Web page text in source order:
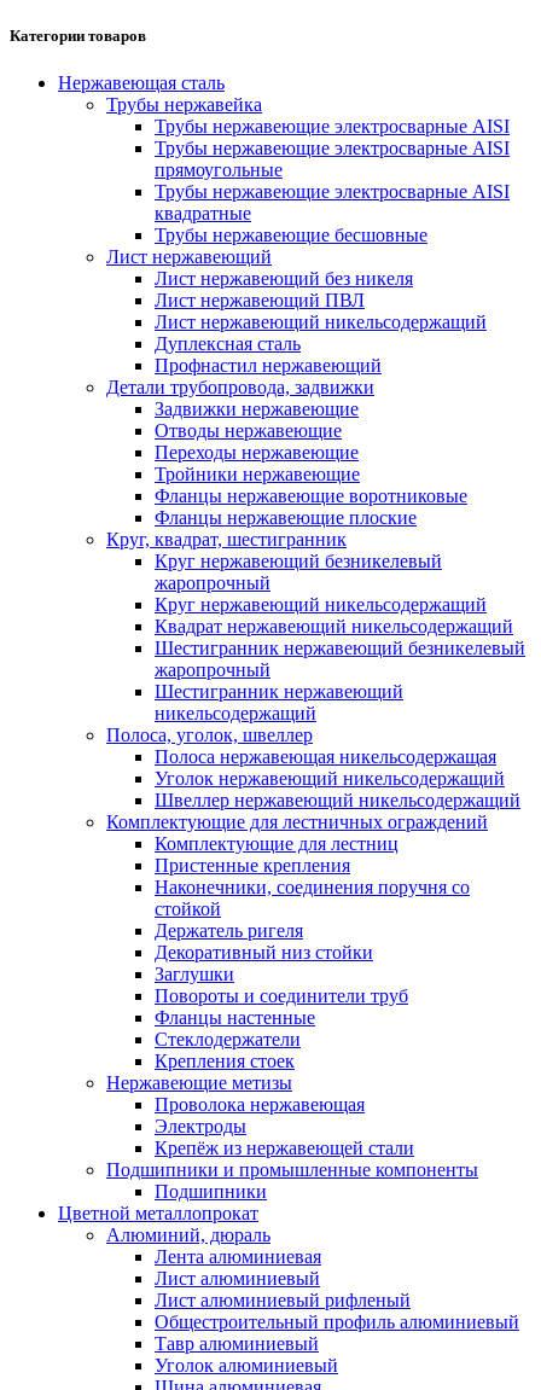
Категории товаров
Нержавеющая сталь
Трубы нержавейка
Трубы нержавеющие электросварные AISI
Трубы нержавеющие электросварные AISI
прямоугольные
Трубы нержавеющие электросварные AISI
квадратные
Трубы нержавеющие бесшовные
Лист нержавеющий
Лист нержавеющий без никеля
Лист нержавеющий ПВЛ
Лист нержавеющий никельсодержащий
Дуплексная сталь
Профнастил нержавеющий
Детали трубопровода, задвижки
Задвижки нержавеющие
Отводы нержавеющие
Переходы нержавеющие
Тройники нержавеющие
Фланцы нержавеющие воротниковые
Фланцы нержавеющие плоские
Круг, квадрат, шестигранник
Круг нержавеющий безникелевый
жаропрочный
Круг нержавеющий никельсодержащий
Квадрат нержавеющий никельсодержащий
Шестигранник нержавеющий безникелевый
жаропрочный
Шестигранник нержавеющий
никельсодержащий
Полоса, уголок, швеллер
Полоса нержавеющая никельсодержащая
Уголок нержавеющий никельсодержащий
Швеллер нержавеющий никельсодержащий
Комплектующие для лестничных ограждений
Комплектующие для лестниц
Пристенные крепления
Наконечники, соединения поручня со
стойкой
Держатель ригеля
Декоративный низ стойки
Заглушки
Повороты и соединители труб
Фланцы настенные
Стеклодержатели
Крепления стоек
Нержавеющие метизы
Проволока нержавеющая
Электроды
Крепёж из нержавеющей стали
Подшипники и промышленные компоненты
Подшипники
Цветной металлопрокат
Алюминий, дюраль
Лента алюминиевая
Лист алюминиевый
Лист алюминиевый рифленый
Общестроительный профиль алюминиевый
Тавр алюминиевый
Уголок алюминиевый